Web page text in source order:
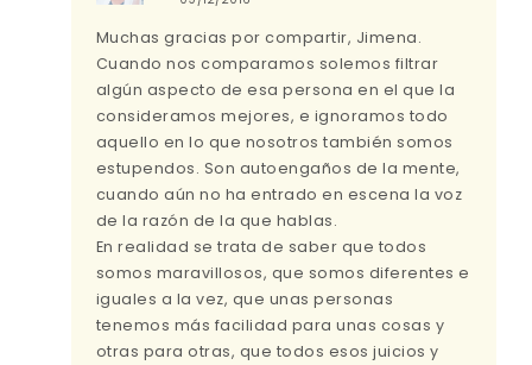
Muchas gracias por compartir, Jimena.
Cuando nos comparamos solemos filtrar
algún aspecto de esa persona en el que la
consideramos mejores, e ignoramos todo
aquello en lo que nosotros también somos
estupendos. Son autoengaños de la mente,
cuando aún no ha entrado en escena la voz
de la razón de la que hablas.
En realidad se trata de saber que todos
somos maravillosos, que somos diferentes e
iguales a la vez, que unas personas
tenemos más facilidad para unas cosas y
otras para otras, que todos esos juicios y